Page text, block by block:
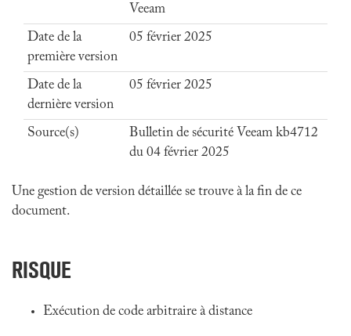
Veeam
Date de la
première version
05 février 2025
Date de la
dernière version
05 février 2025
Source(s)
Bulletin de sécurité Veeam kb4712
du 04 février 2025
Une gestion de version détaillée se trouve à la fin de ce
document.
RISQUE
Exécution de code arbitraire à distance